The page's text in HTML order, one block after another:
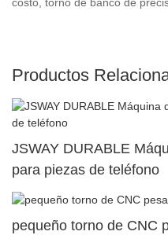
Productos
JSWAY DURABLE
para piezas de teléfono
pequeño torno de CNC